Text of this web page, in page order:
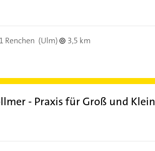
Renchen (Ulm)
3,5 km
- Praxis für Groß und Klein